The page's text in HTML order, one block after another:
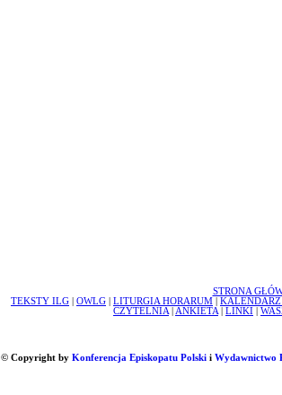
STRONA
TEKSTY ILG
OWLG LITURGIA HORARUM
CZYTELNIA
ANKIETA LINKI
© Copyright by Konferencja Episkopatu Polskii Wydawnictwo